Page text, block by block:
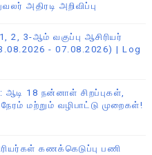
அதிரடி அறிவிப்பு
2, 3-ஆம் வகுப்பு ஆசிரியர்
- 07.08.2026) | Log
ஆடி 18 நன்னாள் சிறப்புகள்,
நேரம் மற்றும் வழிபாட்டு முறைகள்!
கணக்கெடுப்பு பணி